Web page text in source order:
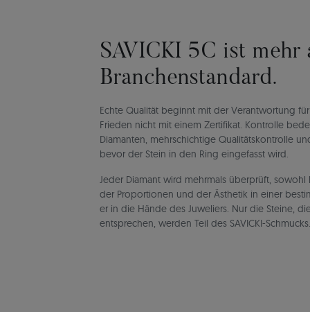
SAVICKI 5C ist mehr
Branchenstandard.
Echte Qualität beginnt mit der Verantwortung
Frieden nicht mit einem Zertifikat. Kontrolle
Diamanten, mehrschichtige Qualitätskontrolle
bevor der Stein in den Ring eingefasst wird.
Jeder Diamant wird mehrmals überprüft, sowohl
der Proportionen und der Ästhetik in einer
er in die Hände des Juweliers. Nur die Steine,
entsprechen, werden Teil des SAVICKI-Schmucks.